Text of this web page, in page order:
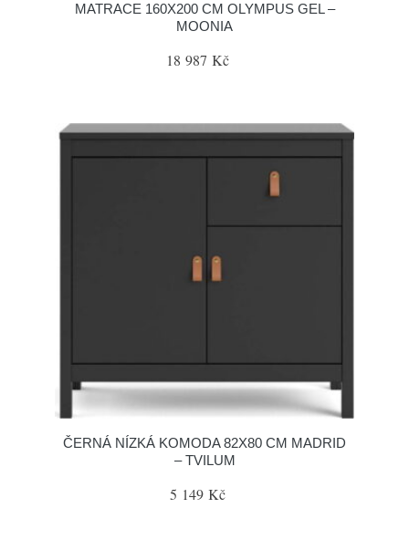
MATRACE 160X200 CM OLYMPUS GEL –
MOONIA
18 987 Kč
ČERNÁ NÍZKÁ KOMODA 82X80 CM MADRID
– TVILUM
5 149 Kč